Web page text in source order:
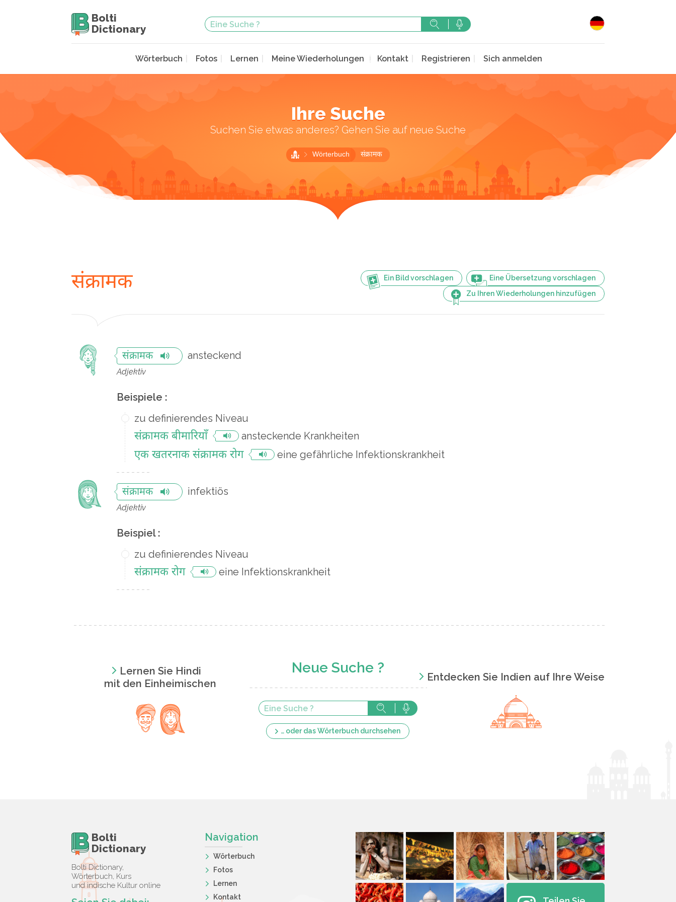
Bolti
Dictionary
Wörterbuch Fotos Lernen Meine Wiederholungen Kontakt Registrieren Sich anmelden
Ihre Suche
Suchen Sie etwas anderes? Gehen Sie auf neue Suche
Wörterbuch संक्रामक
Ein Bild vorschlagen
Eine Übersetzung vorschlagen
Zu Ihren Wiederholungen hinzufügen
संक्रामक
संक्रामक ansteckend
Adjektiv
Beispiele :
zu definierendes Niveau
संक्रामक बीमारियाँ ansteckende Krankheiten
एक खतरनाक संक्रामक रोग eine gefährliche Infektionskrankheit
संक्रामक infektiös
Adjektiv
Beispiel :
zu definierendes Niveau
संक्रामक रोग eine Infektionskrankheit
Lernen Sie Hindi
mit den Einheimischen
Neue Suche ?
… oder das Wörterbuch durchsehen
Entdecken Sie Indien auf Ihre Weise
Bolti
Dictionary
Bolti Dictionary,
Wörterbuch, Kurs
und indische Kultur online
Navigation
Wörterbuch
Fotos
Lernen
Kontakt